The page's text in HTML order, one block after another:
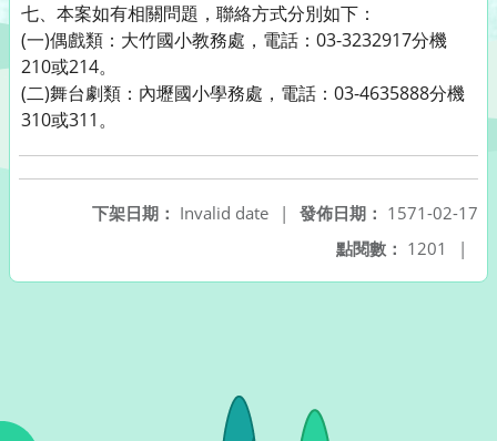
七、本案如有相關問題，聯絡方式分別如下：
(一)偶戲類：大竹國小教務處，電話：03-3232917分機
210或214。
(二)舞台劇類：內壢國小學務處，電話：03-4635888分機
310或311。
發佈日期： 1571-02-17
下架日期： Invalid date
|
點閱數： 1201 |